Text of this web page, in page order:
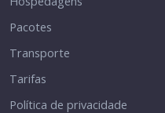
Pacotes
Transporte
Tarifas
Política de privacidade